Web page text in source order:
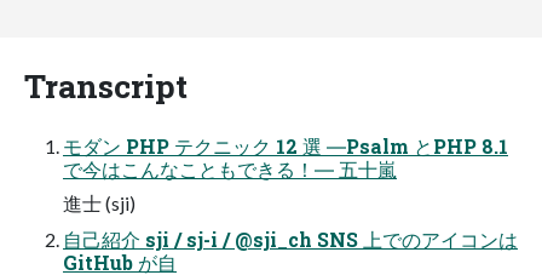
Transcript
モダン PHP テクニック 12 選 ―Psalm とPHP 8.1
で今はこんなこともできる！― 五十嵐
進士 (sji)
自己紹介 sji / sj-i / @sji_ch SNS 上でのアイコンは
GitHub が自